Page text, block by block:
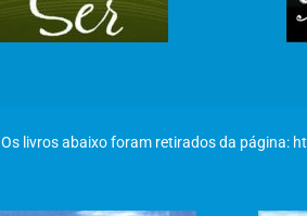
Os livros abaixo foram retirados da página: